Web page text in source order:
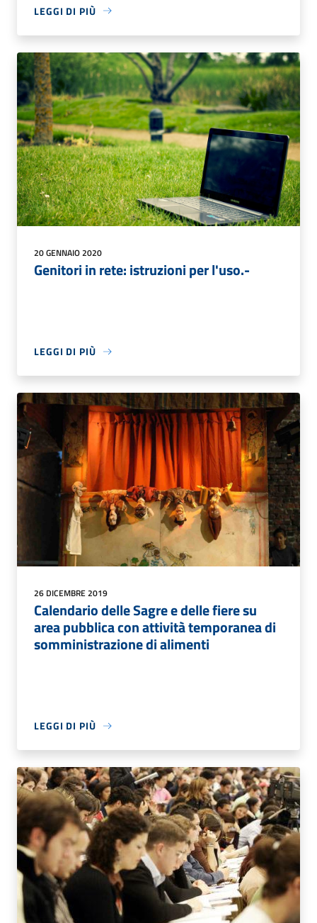
LEGGI DI PIÙ
20 GENNAIO 2020
Genitori in rete: istruzioni per l'uso.-
LEGGI DI PIÙ
26 DICEMBRE 2019
Calendario delle Sagre e delle fiere su
area pubblica con attività temporanea di
somministrazione di alimenti
LEGGI DI PIÙ